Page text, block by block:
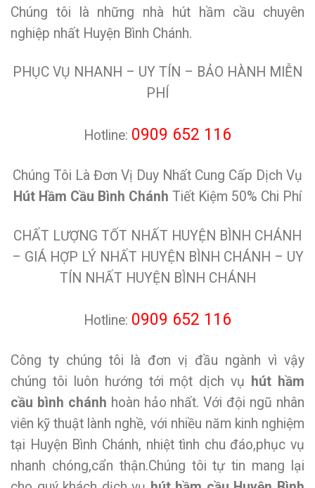
Chúng tôi là những nhà hút hầm cầu chuyên
nghiệp nhất Huyện Bình Chánh.
PHỤC VỤ NHANH – UY TÍN – BẢO HÀNH MIỄN
PHÍ
Hotline: 0909 652 116
Chúng Tôi Là Đơn Vị Duy Nhất Cung Cấp Dịch Vụ
Hút Hầm Cầu Bình Chánh Tiết Kiệm 50% Chi Phí
CHẤT LƯỢNG TỐT NHẤT HUYỆN BÌNH CHÁNH
– GIÁ HỢP LÝ NHẤT HUYỆN BÌNH CHÁNH – UY
TÍN NHẤT HUYỆN BÌNH CHÁNH
Hotline: 0909 652 116
Công ty chúng tôi là đơn vị đầu ngành vì vậy
chúng tôi luôn hướng tới một dịch vụ hút hầm
cầu bình chánh hoàn hảo nhất. Với đội ngũ nhân
viên kỹ thuật lành nghề, với nhiều năm kinh nghiệm
tại Huyện Bình Chánh, nhiệt tình chu đáo,phục vụ
nhanh chóng,cẩn thận.Chúng tôi tự tin mang lại